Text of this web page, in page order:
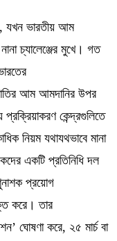
যখন ভারতীয় আম
চ্যালেঞ্জের মুখে। গত
আম আমদানির উপর
প্রক্রিয়াকরণ কেন্দ্রগুলিতে
নিয়ম যথাযথভাবে মানা
একটি প্রতিনিধি দল
প্রয়োগ
করে। তার
’ ঘোষণা করে, ২৫ মার্চ বা